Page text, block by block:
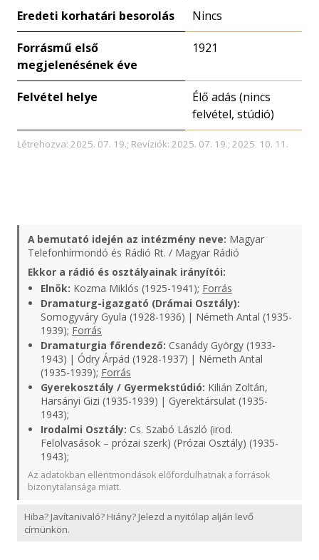
Eredeti korhatári besorolás Nincs
Forrásmű első
megjelenésének éve
1921
Felvétel helye
Élő adás (nincs
felvétel, stúdió)
Létrehozva: 2025. 07. 19.; Revíziók: 2025. 07. 19.; 2025. 10. 11.
A bemutató idején az intézmény neve: Magyar
Telefonhírmondó és Rádió Rt. / Magyar Rádió
Ekkor a rádió és osztályainak irányítói:
Elnök: Kozma Miklós (1925-1941); Forrás
Dramaturg-igazgató (Drámai Osztály):
Somogyváry Gyula (1928-1936) | Németh Antal (1935-
1939); Forrás
Dramaturgia főrendező: Csanády György (1933-
1943) | Ódry Árpád (1928-1937) | Németh Antal
(1935-1939); Forrás
Gyerekosztály / Gyermekstúdió: Kilián Zoltán,
Harsányi Gizi (1935-1939) | Gyerektársulat (1935-
1943);
Irodalmi Osztály: Cs. Szabó László (irod.
Felolvasások – prózai szerk) (Prózai Osztály) (1935-
1943);
Az adatokban ellentmondások előfordulhatnak a források
bizonytalansága miatt.
Hiba? Javítanivaló? Hiány? Jelezd a nyitólap alján levő
címünkön.